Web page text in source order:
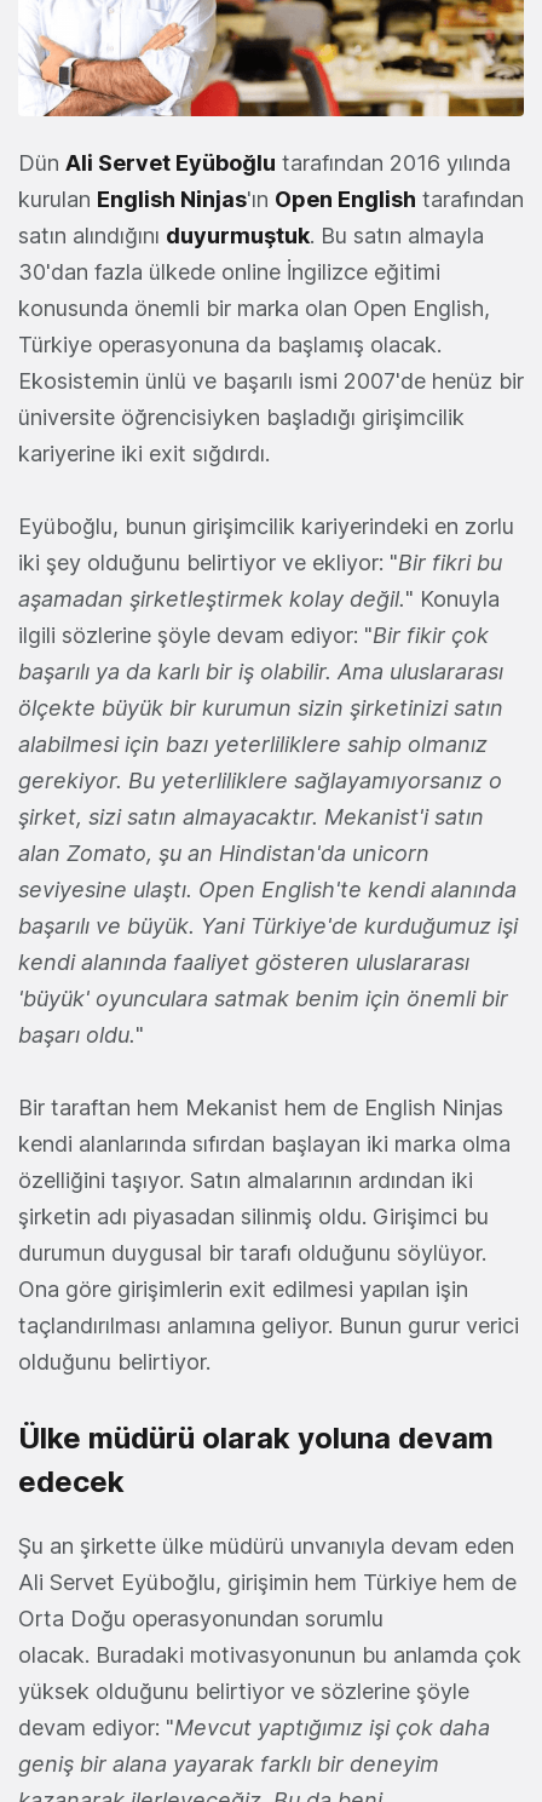
Dün Ali Servet Eyüboğlu tarafından 2016 yılında
kurulan English Ninjas'ın Open English tarafından
satın alındığını duyurmuştuk. Bu satın almayla
30'dan fazla ülkede online İngilizce eğitimi
konusunda önemli bir marka olan Open English,
Türkiye operasyonuna da başlamış olacak.
Ekosistemin ünlü ve başarılı ismi 2007'de henüz bir
üniversite öğrencisiyken başladığı girişimcilik
kariyerine iki exit sığdırdı.
Eyüboğlu, bunun girişimcilik kariyerindeki en zorlu
iki şey olduğunu belirtiyor ve ekliyor: "Bir fikri bu
aşamadan şirketleştirmek kolay değil." Konuyla
ilgili sözlerine şöyle devam ediyor: "Bir fikir çok
başarılı ya da karlı bir iş olabilir. Ama uluslararası
ölçekte büyük bir kurumun sizin şirketinizi satın
alabilmesi için bazı yeterliliklere sahip olmanız
gerekiyor. Bu yeterliliklere sağlayamıyorsanız o
şirket, sizi satın almayacaktır. Mekanist'i satın
alan Zomato, şu an Hindistan'da unicorn
seviyesine ulaştı. Open English'te kendi alanında
başarılı ve büyük. Yani Türkiye'de kurduğumuz işi
kendi alanında faaliyet gösteren uluslararası
'büyük' oyunculara satmak benim için önemli bir
başarı oldu."
Bir taraftan hem Mekanist hem de English Ninjas
kendi alanlarında sıfırdan başlayan iki marka olma
özelliğini taşıyor. Satın almalarının ardından iki
şirketin adı piyasadan silinmiş oldu. Girişimci bu
durumun duygusal bir tarafı olduğunu söylüyor.
Ona göre girişimlerin exit edilmesi yapılan işin
taçlandırılması anlamına geliyor. Bunun gurur verici
olduğunu belirtiyor.
Ülke müdürü olarak yoluna devam
edecek
Şu an şirkette ülke müdürü unvanıyla devam eden
Ali Servet Eyüboğlu, girişimin hem Türkiye hem de
Orta Doğu operasyonundan sorumlu
olacak. Buradaki motivasyonunun bu anlamda çok
yüksek olduğunu belirtiyor ve sözlerine şöyle
devam ediyor: "Mevcut yaptığımız işi çok daha
geniş bir alana yayarak farklı bir deneyim